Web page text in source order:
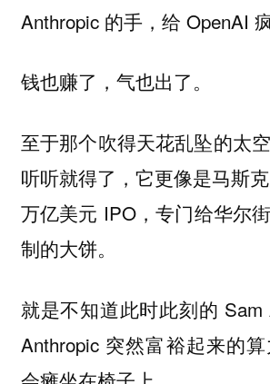
Anthropic 的手，给 OpenAI
钱也赚了，气也出了。
至于那个吹得天花乱坠的太
听听就得了，它更像是马斯
万亿美元 IPO，专门给华尔
制的大饼。
就是不知道此时此刻的 Sam
Anthropic 突然富裕起来的